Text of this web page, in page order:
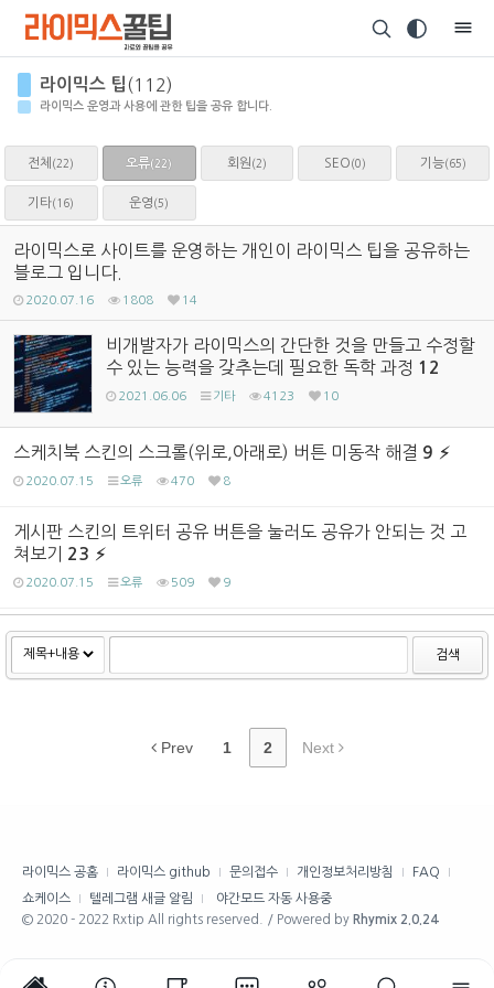
라이믹스 팁 (112)
라이믹스 운영과 사용에 관한 팁을 공유 합니다.
전체 (22) 오류(22) 회원 (2) SEO (0) 기능(65)
기타(16) 운영 (5)
라이믹스로 사이트를 운영하는 개인이 라이믹스 팁을 공유하는
블로그 입니다.
2020.07.16 1808 14
비개발자가 라이믹스의 간단한 것을 만들고 수정할
수 있는 능력을 갖추는데 필요한 독학 과정 12
2021.06.06 기타 4123 10
스케치북 스킨의 스크롤(위로,아래로) 버튼 미동작 해결 9
2020.07.15 오류 470 8
게시판 스킨의 트위터 공유 버튼을 눌러도 공유가 안되는 것 고
쳐보기
23
2020.07.15 오류 509 9
검색
Prev 1 2 Next
라이믹스 공홈 라이믹스 github 문의접수 개인정보처리방침
FAQ
쇼케이스
텔레그램 새글 알림
야간모드 자동 사용중
© 2020 - 2022 Rxtip All rights reserved. / Powered by Rhymix 2.0.24
Sketchbook5, 스케치북5
Sketchbook5, 스케치북5